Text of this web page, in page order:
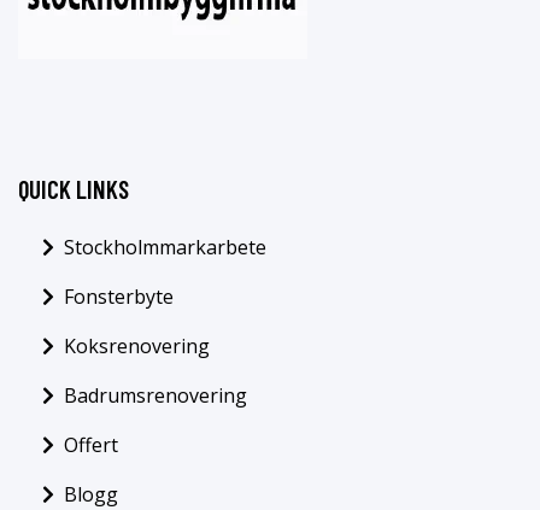
QUICK LINKS
Stockholmmarkarbete
Fonsterbyte
Koksrenovering
Badrumsrenovering
Offert
Blogg